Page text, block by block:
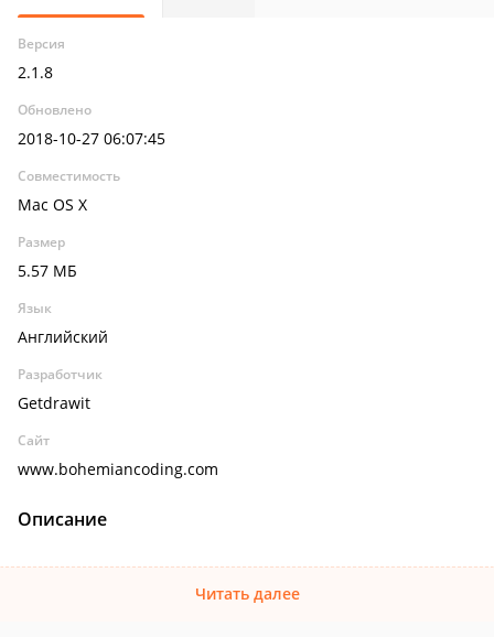
Версия
2.1.8
Обновлено
2018-10-27 06:07:45
Совместимость
Mac OS X
Размер
5.57 МБ
Язык
Английский
Разработчик
Getdrawit
Сайт
www.bohemiancoding.com
Описание
Читать далее